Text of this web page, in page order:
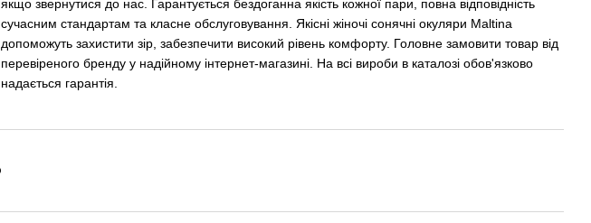
якщо звернутися до нас. Гарантується бездоганна якість кожної пари, повна відповідність
сучасним стандартам та класне обслуговування. Якісні жіночі сонячні окуляри Maltina
допоможуть захистити зір, забезпечити високий рівень комфорту. Головне замовити товар від
перевіреного бренду у надійному інтернет-магазині. На всі вироби в каталозі обов'язково
надається гарантія.